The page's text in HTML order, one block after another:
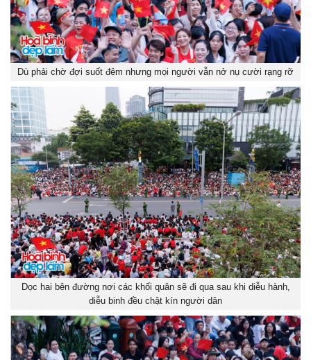
Dù phải chờ đợi suốt đêm nhưng mọi người vẫn nở nụ cười rạng rỡ
Dọc hai bên đường nơi các khối quân sẽ đi qua sau khi diễu hành,
diễu binh đều chật kín người dân